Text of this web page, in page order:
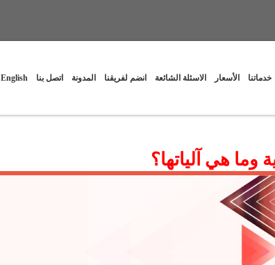
خدماتنا الأسعار الاسئلة الشائعة انضم لفريقنا المدونة اتصل بنا English
وما هي آلياتها؟